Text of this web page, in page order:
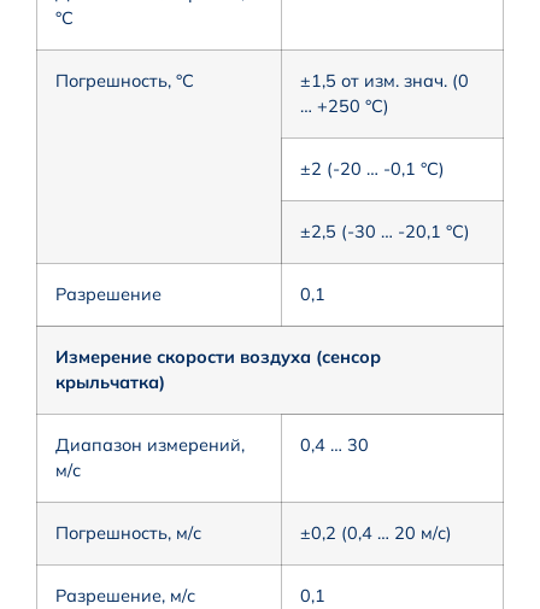
°C
Погрешность, °C
±1,5 от изм. знач. (0
… +250 °C)
±2 (-20 … -0,1 °C)
±2,5 (-30 … -20,1 °C)
Разрешение 0,1
Измерение скорости воздуха (сенсор
крыльчатка)
Диапазон измерений,
м/с
0,4 … 30
Погрешность, м/с ±0,2 (0,4 … 20 м/с)
Разрешение, м/с 0,1